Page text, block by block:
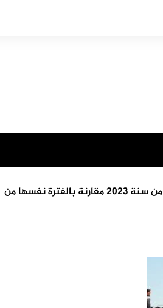
ارتفاع عدد قتلى حوادث السير ب 9,5 بالمائة خلال الأشهر العشرة الأولى من سنة 2023 مقارنة بالفترة نفسها من